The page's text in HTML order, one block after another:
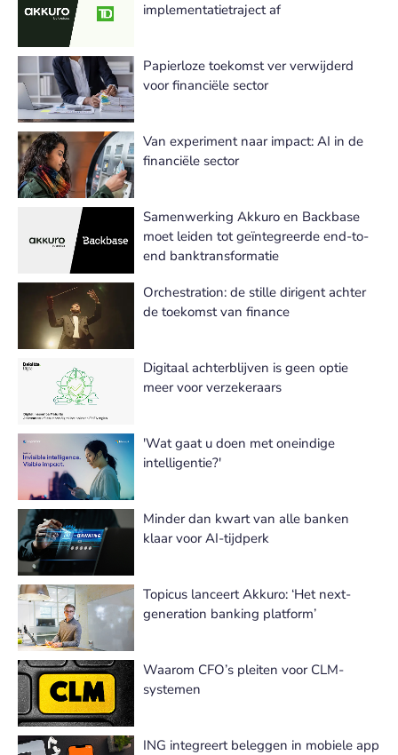
implementatietraject af
Papierloze toekomst ver verwijderd
voor financiële sector
Van experiment naar impact: AI in de
financiële sector
Samenwerking Akkuro en Backbase
moet leiden tot geïntegreerde end-to-
end banktransformatie
Orchestration: de stille dirigent achter
de toekomst van finance
Digitaal achterblijven is geen optie
meer voor verzekeraars
'Wat gaat u doen met oneindige
intelligentie?'
Minder dan kwart van alle banken
klaar voor AI-tijdperk
Topicus lanceert Akkuro: ‘Het next-
generation banking platform’
Waarom CFO’s pleiten voor CLM-
systemen
ING integreert beleggen in mobiele app